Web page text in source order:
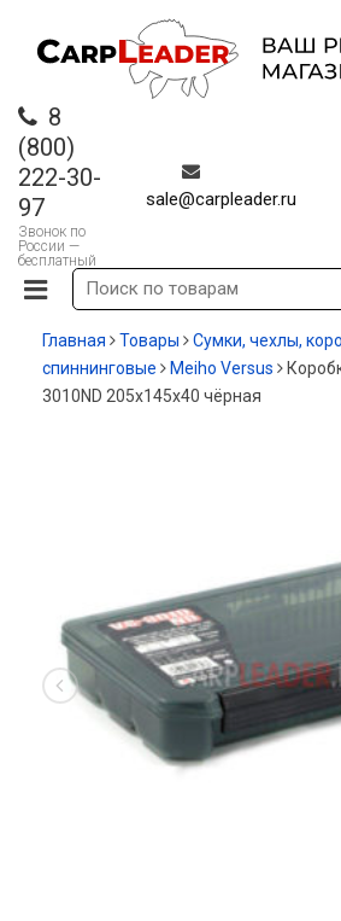
8
(800)
222-30-
97
Звонок по
России —
бесплатный
sale@carpleader.ru
Главная Товары Сумки, чехлы,
спиннинговые
Meiho Versus
3010ND 205x145x40 чёрная